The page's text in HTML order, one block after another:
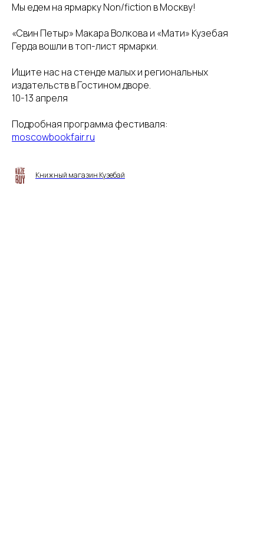
Мы едем на ярмарку Non/fiction в Москву!
«Свин Петыр» Макара Волкова и «Мати» Кузебая
Герда вошли в топ-лист ярмарки.
Ищите нас на стенде малых и региональных
издательств в Гостином дворе.
10-13 апреля
Подробная программа фестиваля:
moscowbookfair.ru
Книжный магазин Кузебай